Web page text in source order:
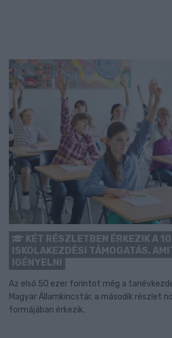
KÉT RÉSZLETBEN ÉRKEZIK A
ISKOLAKEZDÉSI TÁMOGATÁS,
IGÉNYELNI
Az első 50 ezer forintot még a
Magyar Államkincstár, a második részlet
formájában érkezik.